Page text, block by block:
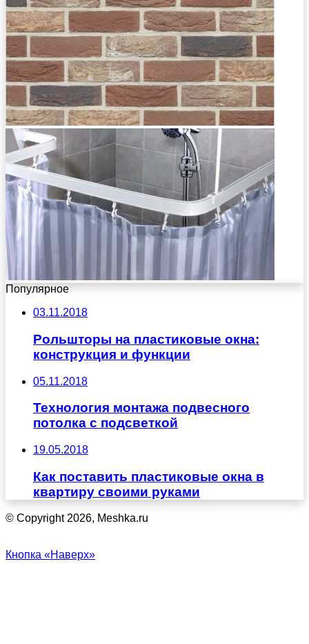
Популярное
03.11.2018
Рольшторы на пластиковые окна:
конструкция и функции
05.11.2018
Технология монтажа подвесного
потолка с подсветкой
19.05.2018
Как поставить пластиковые окна в
квартиру своими руками
© Copyright 2026, Meshka.ru
Кнопка «Наверх»